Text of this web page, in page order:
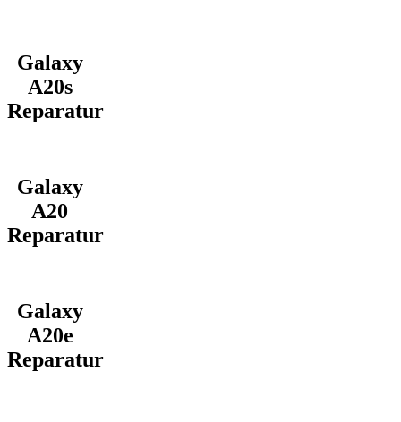
Galaxy
A20s
Reparatur
Galaxy
A20
Reparatur
Galaxy
A20e
Reparatur